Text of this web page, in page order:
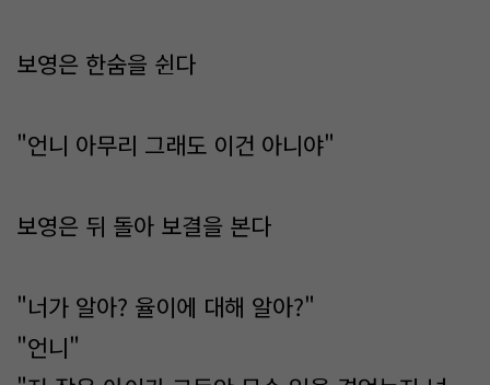
보영은 한숨을 쉰다
"언니 아무리 그래도 이건 아니야"
보영은 뒤 돌아 보결을 본다
"너가 알아? 율이에 대해 알아?"
"언니"